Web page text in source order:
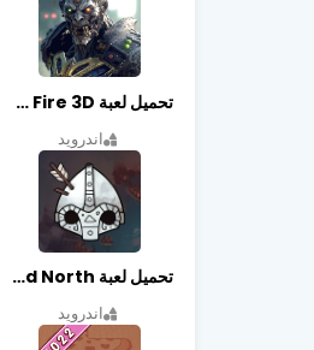
تحميل لعبة Zombie Fire 3D مهكرة آخر إصدار
اندرويد
تحميل لعبة Bad North مهكرة آخر إصدار
اندرويد